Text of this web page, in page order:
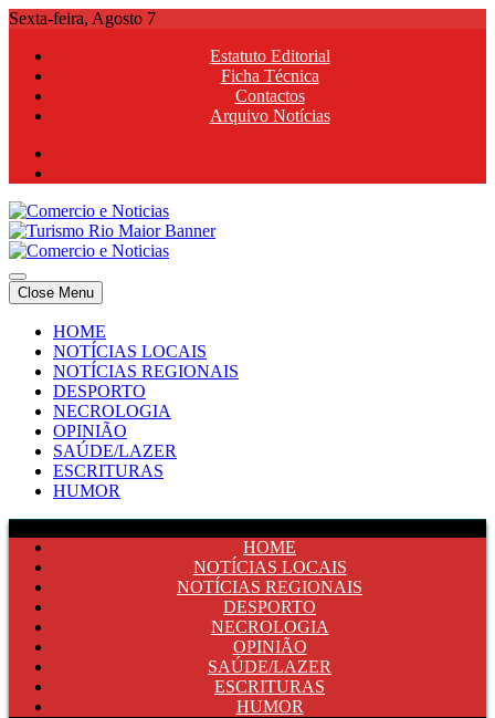
Skip
content
Sexta-feira, Agosto 7
Estatuto Editorial
Ficha Técnica
Contactos
Arquivo Notícias
Comercio e Noticias
Notícias e Publicidade Online
Comercio e Noticias
Notícias e Publicidade Online
Close Menu
HOME
NOTÍCIAS LOCAIS
NOTÍCIAS REGIONAIS
DESPORTO
NECROLOGIA
OPINIÃO
SAÚDE/LAZER
ESCRITURAS
HUMOR
HOME
NOTÍCIAS LOCAIS
NOTÍCIAS REGIONAIS
DESPORTO
NECROLOGIA
OPINIÃO
SAÚDE/LAZER
ESCRITURAS
HUMOR